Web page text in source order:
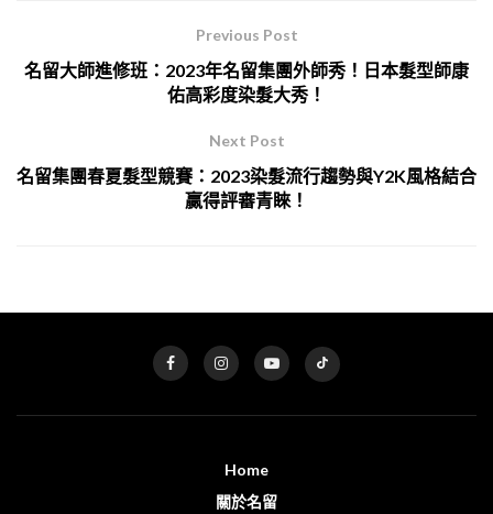
Previous Post
名留大師進修班：2023年名留集團外師秀！日本髮型師康
佑高彩度染髮大秀！
Next Post
名留集團春夏髮型競賽：2023染髮流行趨勢與Y2K風格結合
贏得評審青睞！
Home
關於名留